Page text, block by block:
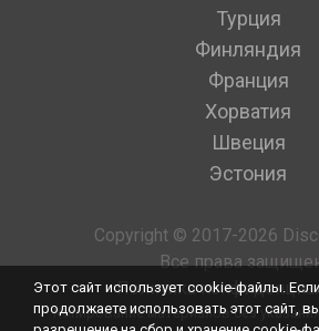
Турция
Финляндия
Франция
Хорватия
Швеция
Эстония
Copyright © 2017-2026
Все права
Политика
Копирование материалов без
Этот сайт использует cookie-файлы.
продолжаете использовать этот сайт,